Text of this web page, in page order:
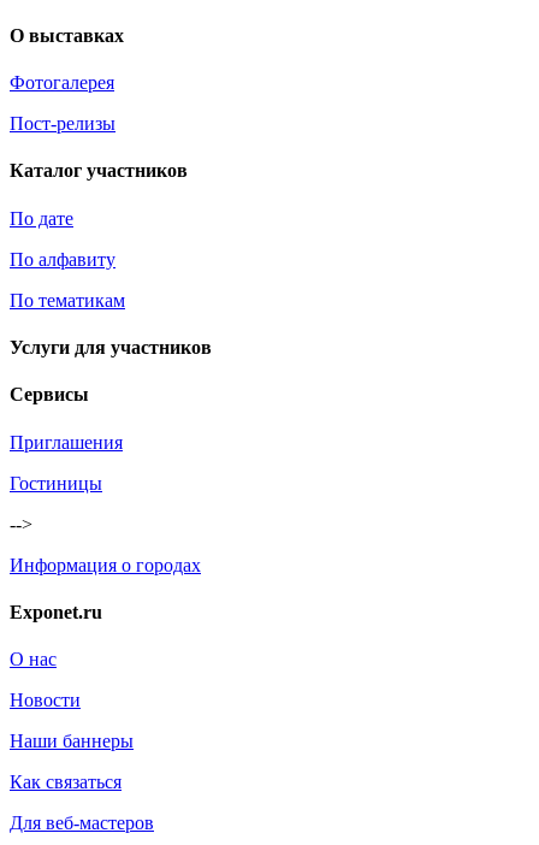
О выставках
Фотогалерея
Пост-релизы
Каталог участников
По дате
По алфавиту
По тематикам
Услуги для участников
Сервисы
Приглашения
Гостиницы
-->
Информация о городах
Exponet.ru
О нас
Новости
Наши баннеры
Как связаться
Для веб-мастеров